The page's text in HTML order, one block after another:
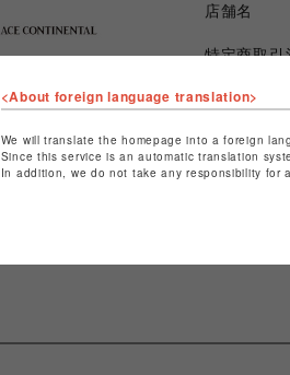
店舗名
特定商取引
<About foreign language translation>
We will translate the homepage into a foreign
Since this service is an automatic translation
In addition, we do not take any responsibility for